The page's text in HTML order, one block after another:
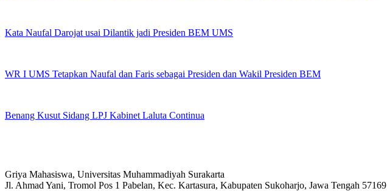
Kata Naufal Darojat usai Dilantik jadi Presiden BEM UMS
WR I UMS Tetapkan Naufal dan Faris sebagai Presiden dan Wakil Presiden BEM
Benang Kusut Sidang LPJ Kabinet Laluta Continua
Griya Mahasiswa, Universitas Muhammadiyah Surakarta
Jl. Ahmad Yani, Tromol Pos 1 Pabelan, Kec. Kartasura, Kabupaten Sukoharjo, Jawa Tengah 57169